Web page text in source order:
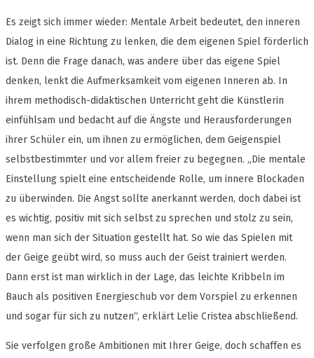
Es zeigt sich immer wieder: Mentale Arbeit bedeutet, den inneren
Dialog in eine Richtung zu lenken, die dem eigenen Spiel förderlich
ist. Denn die Frage danach, was andere über das eigene Spiel
denken, lenkt die Aufmerksamkeit vom eigenen Inneren ab. In
ihrem methodisch-didaktischen Unterricht geht die Künstlerin
einfühlsam und bedacht auf die Ängste und Herausforderungen
ihrer Schüler ein, um ihnen zu ermöglichen, dem Geigenspiel
selbstbestimmter und vor allem freier zu begegnen. „Die mentale
Einstellung spielt eine entscheidende Rolle, um innere Blockaden
zu überwinden. Die Angst sollte anerkannt werden, doch dabei ist
es wichtig, positiv mit sich selbst zu sprechen und stolz zu sein,
wenn man sich der Situation gestellt hat. So wie das Spielen mit
der Geige geübt wird, so muss auch der Geist trainiert werden.
Dann erst ist man wirklich in der Lage, das leichte Kribbeln im
Bauch als positiven Energieschub vor dem Vorspiel zu erkennen
und sogar für sich zu nutzen“, erklärt Lelie Cristea abschließend.
Sie verfolgen große Ambitionen mit Ihrer Geige, doch schaffen es